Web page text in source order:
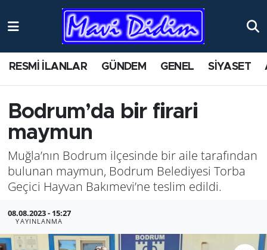
RESMİ İLANLAR GÜNDEM GENEL SİYASET
Bodrum’da bir firari
maymun
Muğla’nın Bodrum ilçesinde bir aile tarafından
bulunan maymun, Bodrum Belediyesi Torba
Geçici Hayvan Bakımevi’ne teslim edildi.
08.08.2023 - 15:27
YAYINLANMA
ANTİK YERLER
AYDIN
BİLİM VE TEKNOLOJİ
ÇEVRE
EĞİTİM
EKONOMİ
Nöbetçi Eczaneler
Namaz Vakitleri
Trafik Durumu
Süper Lig Puan Durumu ve Fikstür
Tüm Manşetler
Son Dakika Haberleri